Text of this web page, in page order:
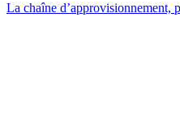
La chaîne d’approvisionnement,